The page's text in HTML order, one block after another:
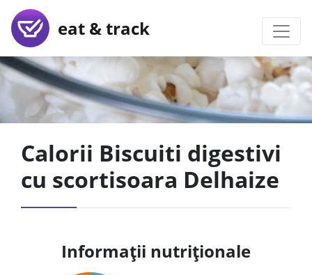
eat & track
Calorii Biscuiti digestivi
cu scortisoara Delhaize
Informații nutriționale